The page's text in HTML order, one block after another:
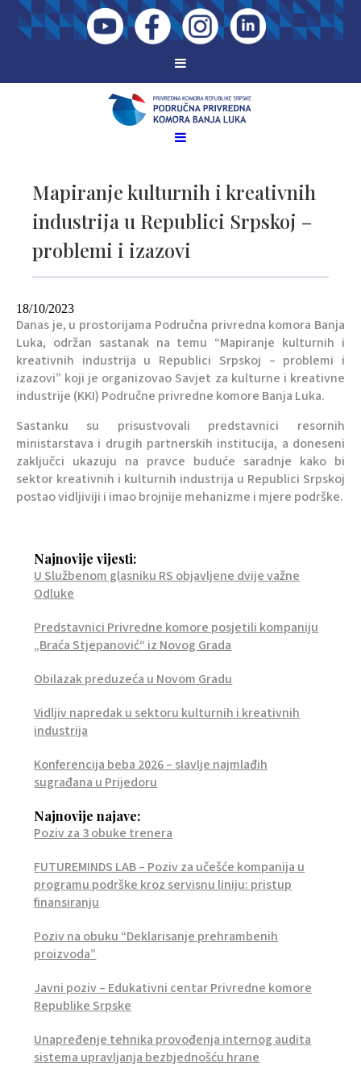
Mapiranje kulturnih i kreativnih
industrija u Republici Srpskoj –
problemi i izazovi
18/10/2023
Danas je, u prostorijama Područna privredna komora Banja
Luka, održan sastanak na temu “Mapiranje kulturnih i
kreativnih industrija u Republici Srpskoj – problemi i
izazovi” koji je organizovao Savjet za kulturne i kreativne
industrije (KKI) Područne privredne komore Banja Luka.
Sastanku su prisustvovali predstavnici resornih
ministarstava i drugih partnerskih institucija, a doneseni
zaključci ukazuju na pravce buduće saradnje kako bi
sektor kreativnih i kulturnih industrija u Republici Srpskoj
postao vidljiviji i imao brojnije mehanizme i mjere podrške.
Najnovije vijesti:
U Službenom glasniku RS objavljene dvije važne
Odluke
Predstavnici Privredne komore posjetili kompaniju
„Braća Stjepanović“ iz Novog Grada
Obilazak preduzeća u Novom Gradu
Vidljiv napredak u sektoru kulturnih i kreativnih
industrija
Konferencija beba 2026 – slavlje najmlađih
sugrađana u Prijedoru
Najnovije najave:
Poziv za 3 obuke trenera
FUTUREMINDS LAB – Poziv za učešće kompanija u
programu podrške kroz servisnu liniju: pristup
finansiranju
Poziv na obuku “Deklarisanje prehrambenih
proizvoda”
Javni poziv – Edukativni centar Privredne komore
Republike Srpske
Unapređenje tehnika provođenja internog audita
sistema upravljanja bezbjednošću hrane